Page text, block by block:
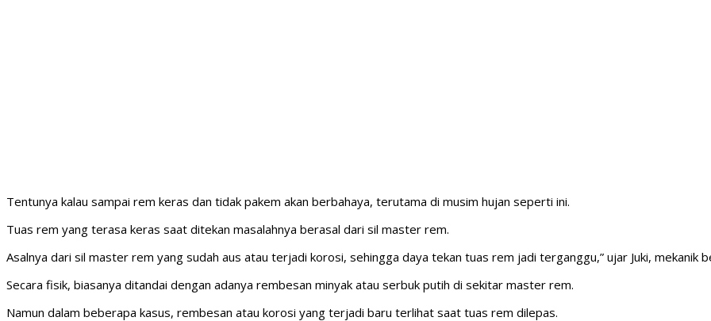
Tentunya kalau sampai rem keras dan tidak pakem akan berbahaya, terutama di musim hujan seperti ini.
Tuas rem yang terasa keras saat ditekan masalahnya berasal dari sil master rem.
Asalnya dari sil master rem yang sudah aus atau terjadi korosi, sehingga daya tekan tuas rem jadi terganggu,” ujar Juki, mekanik
Secara fisik, biasanya ditandai dengan adanya rembesan minyak atau serbuk putih di sekitar master rem.
Namun dalam beberapa kasus, rembesan atau korosi yang terjadi baru terlihat saat tuas rem dilepas.